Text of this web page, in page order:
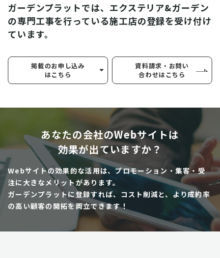
ガーデンプラットでは、エクステリア&ガーデン
の専門工事を行っている施工店の登録を受け付け
ています。
掲載のお申し込み
はこちら
資料請求・お問い
合わせはこちら
あなたの会社のWebサイトは
効果が出ていますか？
Webサイトの効果的な活用は、プロモーション・集客・受
注に大きなメリットがあります。
ガーデンプラットに登録すれば、コスト削減と、より成約率
の高い顧客の開拓を両立できます！